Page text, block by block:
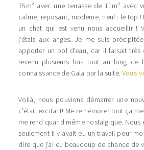
75m² avec une terrasse de 11m² avec
calme, reposant, moderne, neuf : le top !
un chat qui est venu nous accueillir !
j’étais aux anges. Je me suis
apporter un bol d’eau, car il faisait
revenu plusieurs fois tout au long de
connaissance de Gala par la suite. Vous
Voilà, nous pouvions démarrer une
c’était excitant! Me remémorer tout ça
me rend quand même nostalgique. Nous
seulement il y avait eu un travail pour
dire que j’ai eu beaucoup de chance de